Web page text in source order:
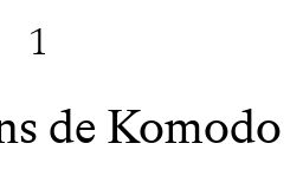
1
de Komodo